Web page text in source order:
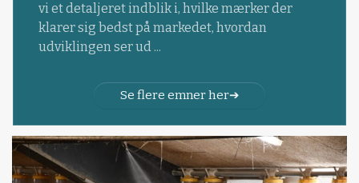
vi et detaljeret indblik i, hvilke mærker der
klarer sig bedst på markedet, hvordan
udviklingen ser ud ...
Se flere emner her